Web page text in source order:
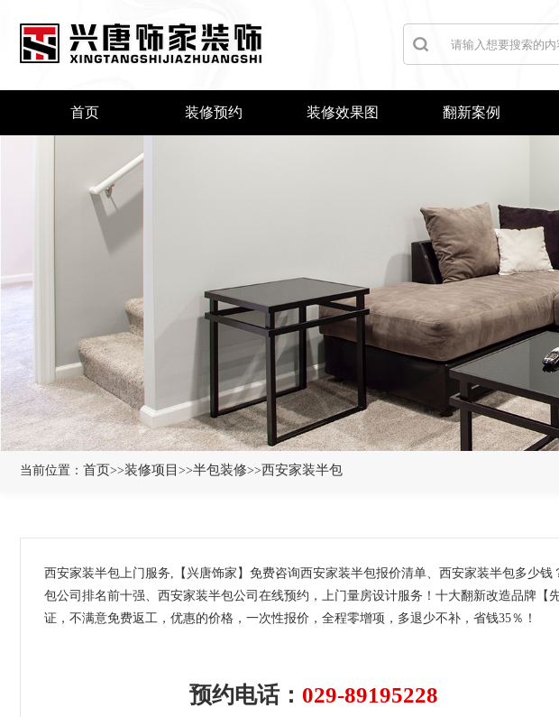
首页 装修预约 装修效果图 翻新案例
当前位置： 首页>>装修项目 >>半包装修>>西安家装半包
西安家装半包上门服务,【兴唐饰家】免费咨询西安家装半包报价清单、西安家装半包多少
包公司排名前十强、西安家装半包公司在线预约，上门量房设计服务！十大翻新改造品牌
证，不满意免费返工，优惠的价格，一次性报价，全程零增项，多退少不补，省钱35％！
预约电话： 029-89195228